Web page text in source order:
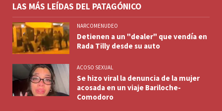
LAS MÁS LEÍDAS DEL PATAGÓNICO
NARCOMENUDEO
Detienen a un "dealer" que vendía en
Rada Tilly desde su auto
ACOSO SEXUAL
Se hizo viral la denuncia de la mujer
acosada en un viaje Bariloche-
Comodoro